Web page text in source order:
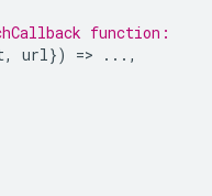
function:
, url}) =>
...,